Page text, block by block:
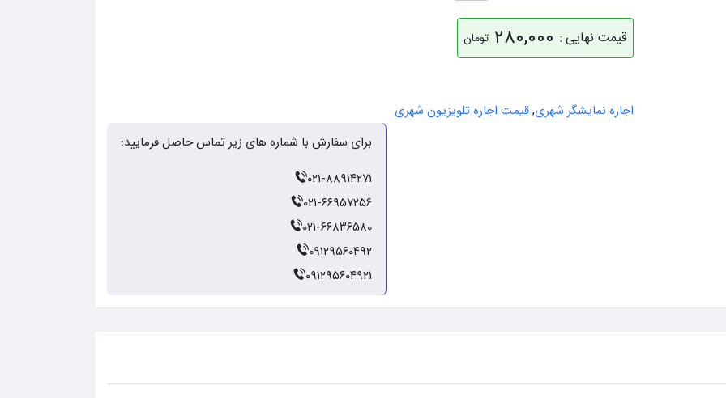
قیمت نهایی : ۲۸۰,۰۰۰ تومان
اجاره نمایشگر شهری,قیمت اجاره تلویزیون شهری
برای سفارش با شماره های زیر تماس حاصل فرمایید:
۰۲۱-۸۸۹۱۴۲۷۱
۰۲۱-۶۶۹۵۷۲۵۶
۰۲۱-۶۶۸۳۶۵۸۰
۰۹۱۲۹۵۶۰۴۹۲
۰۹۱۲۹۵۶۰۴۹۲۱